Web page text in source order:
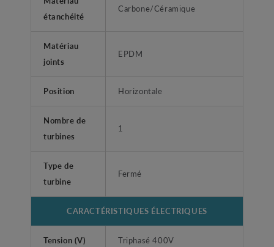
étanchéité
Carbone/Céramique
Matériau
joints
EPDM
Position Horizontale
Nombre de
turbines
1
Type de
turbine
Fermé
CARACTÉRISTIQUES ÉLECTRIQUES
Tension (V) Triphasé 400V